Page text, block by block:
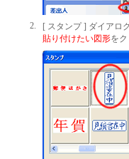
2.
[ スタンプ ] ダイアロ
貼り付けたい図形をク